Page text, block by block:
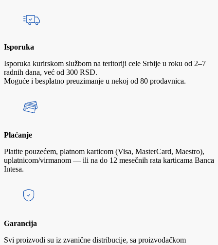
Isporuka
Isporuka kurirskom službom na teritoriji cele Srbije u roku od 2–7
radnih dana, već od 300 RSD.
Moguće i besplatno preuzimanje u nekoj od 80 prodavnica.
Plaćanje
Platite pouzećem, platnom karticom (Visa, MasterCard, Maestro),
uplatnicom/virmanom — ili na do 12 mesečnih rata karticama Banca
Intesa.
Garancija
Svi proizvodi su iz zvanične distribucije, sa proizvođačkom